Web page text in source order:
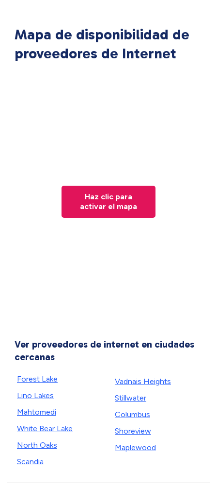
Mapa de disponibilidad de
proveedores de Internet
Haz clic para
activar el mapa
Ver proveedores de internet en ciudades
cercanas
Forest Lake
Lino Lakes
Mahtomedi
White Bear Lake
North Oaks
Scandia
Vadnais Heights
Stillwater
Columbus
Shoreview
Maplewood